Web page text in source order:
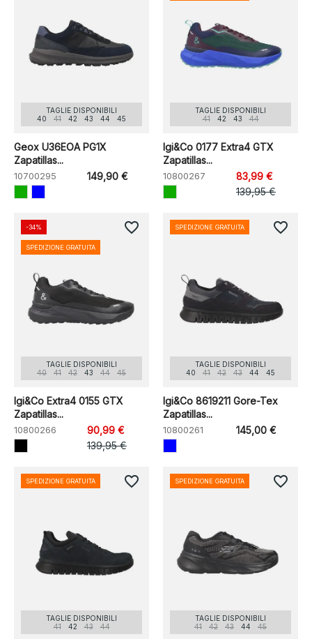
TAGLIE DISPONIBILI
40
41 42 43 44 45
Geox U36EOA PG1X
Zapatillas...
10700295 149,90 €
TAGLIE DISPONIBILI
41
42 43 44
Igi&Co 0177 Extra4 GTX
Zapatillas...
10800267
83,99 €
139,95 €
TAGLIE DISPONIBILI
40
41 42 43 44 45
Igi&Co Extra4 0155 GTX
Zapatillas...
10800266
90,99 €
139,95 €
-34%
SPEDIZIONE GRATUITA
favorite_border
TAGLIE DISPONIBILI
40
41 42 43 44 45
Igi&Co 8619211 Gore-Tex
Zapatillas...
10800261 145,00 €
SPEDIZIONE GRATUITA favorite_border
TAGLIE DISPONIBILI
41
42 43 44
SPEDIZIONE GRATUITA favorite_border
TAGLIE DISPONIBILI
41
42 43 44 45
SPEDIZIONE GRATUITA favorite_border